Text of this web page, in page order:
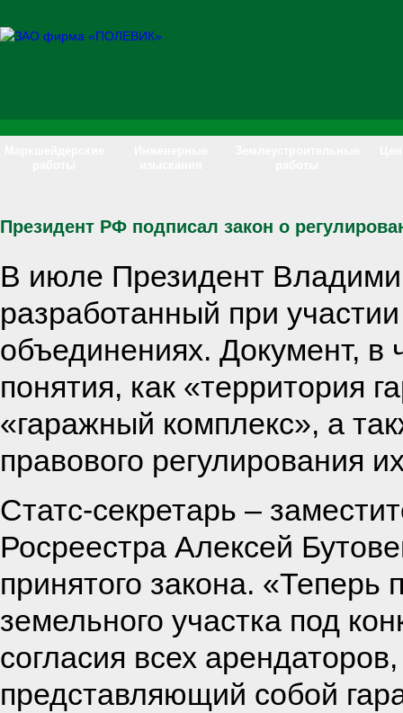
Президент РФ подписал закон о
В июле Президент
разработанный при
объединениях. Документ, в
понятия, как «территория
«гаражный комплекс», а
правового регулирования
Статс-секретарь –
Росреестра Алексей
принятого закона. «Теперь
земельного участка под
согласия всех
представляющий собой